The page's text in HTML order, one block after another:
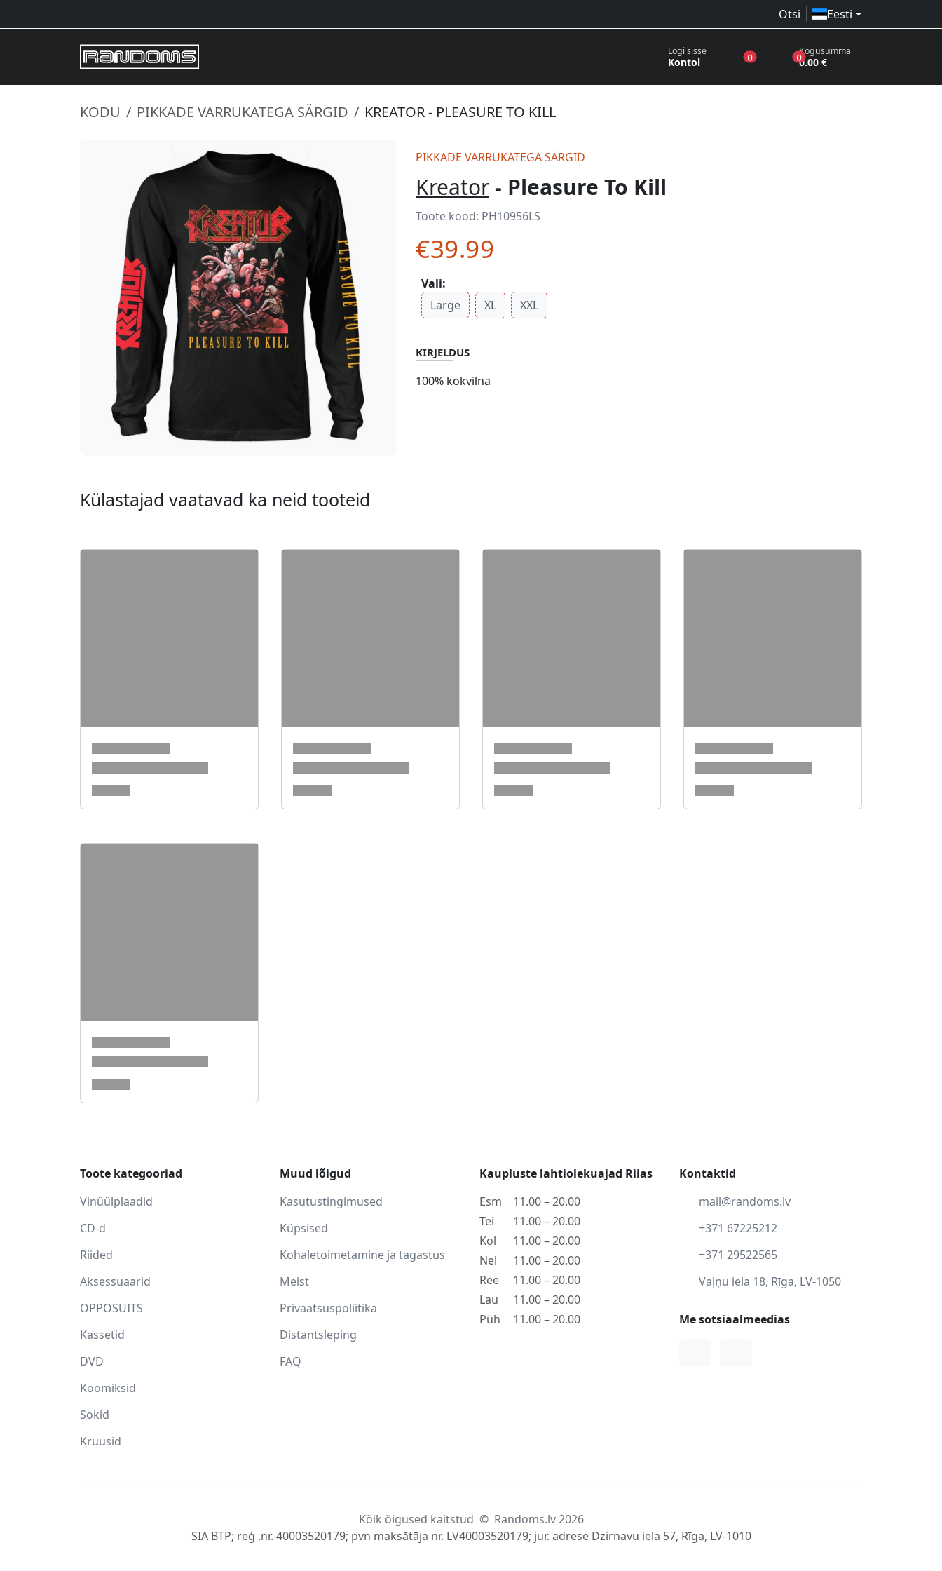
Otsi Eesti
Logi sisse
Kontol 0toodet sooviloendis
0toodet ostukorvis
Kogusumma
0.00 €
KODU PIKKADE VARRUKATEGA SÄRGID KREATOR - PLEASURE TO KILL
PIKKADE VARRUKATEGA SÄRGID
Kreator - Pleasure To Kill
Toote kood: PH10956LS
€39.99
Vali:
Large
XL XXL
KIRJELDUS
100% kokvilna
Külastajad vaatavad ka neid tooteid
Toote kategooriad
Vinüülplaadid
CD-d
Riided
Aksessuaarid
OPPOSUITS
Kassetid
DVD
Koomiksid
Sokid
Kruusid
Muud lõigud
Kasutustingimused
Küpsised
Kohaletoimetamine ja tagastus
Meist
Privaatsuspoliitika
Distantsleping
FAQ
Kaupluste lahtiolekuajad Riias
Esm
11.00 – 20.00
Tei
11.00 – 20.00
Kol
11.00 – 20.00
Nel
11.00 – 20.00
Ree
11.00 – 20.00
Lau
11.00 – 20.00
Püh
11.00 – 20.00
Kontaktid
mail@randoms.lv
+371 67225212
+371 29522565
Vaļņu iela 18, Rīga, LV-1050
Me sotsiaalmeedias
Kõik õigused kaitstud © Randoms.lv 2026
SIA BTP; reģ .nr. 40003520179; pvn maksātāja nr. LV40003520179; jur. adrese Dzirnavu iela 57, Rīga, LV-1010